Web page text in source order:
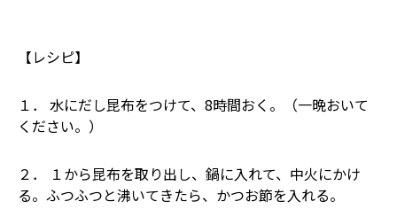
【レシピ】
１． 水にだし昆布をつけて、8時間おく。（一晩おいて
ください。）
２． １から昆布を取り出し、鍋に入れて、中火にかけ
る。ふつふつと沸いてきたら、かつお節を入れる。